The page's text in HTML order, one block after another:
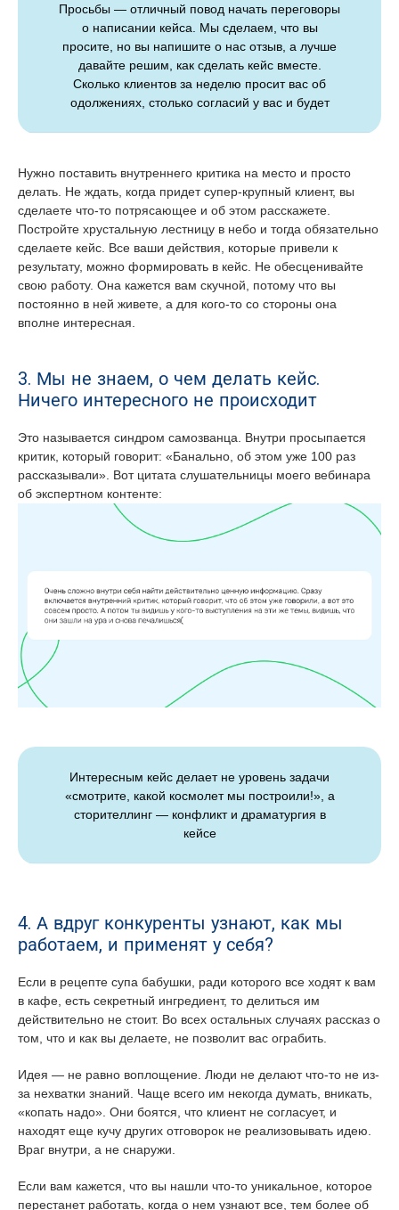
Просьбы — отличный повод начать переговоры
о написании кейса. Мы сделаем, что вы
просите, но вы напишите о нас отзыв, а лучше
давайте решим, как сделать кейс вместе.
Сколько клиентов за неделю просит вас об
одолжениях, столько согласий у вас и будет
Нужно поставить внутреннего критика на место и просто
делать. Не ждать, когда придет супер-крупный клиент, вы
сделаете что-то потрясающее и об этом расскажете.
Постройте хрустальную лестницу в небо и тогда обязательно
сделаете кейс. Все ваши действия, которые привели к
результату, можно формировать в кейс. Не обесценивайте
свою работу. Она кажется вам скучной, потому что вы
постоянно в ней живете, а для кого-то со стороны она
вполне интересная.
3. Мы не знаем, о чем делать кейс.
Ничего интересного не происходит
Это называется синдром самозванца. Внутри просыпается
критик, который говорит: «Банально, об этом уже 100 раз
рассказывали». Вот цитата слушательницы моего вебинара
об экспертном контенте:
Интересным кейс делает не уровень задачи
«смотрите, какой космолет мы построили!», а
сторителлинг — конфликт и драматургия в
кейсе
4. А вдруг конкуренты узнают, как мы
работаем, и применят у себя?
Если в рецепте супа бабушки, ради которого все ходят к вам
в кафе, есть секретный ингредиент, то делиться им
действительно не стоит. Во всех остальных случаях рассказ о
том, что и как вы делаете, не позволит вас ограбить.
Идея — не равно воплощение. Люди не делают что-то не из-
за нехватки знаний. Чаще всего им некогда думать, вникать,
«копать надо». Они боятся, что клиент не согласует, и
находят еще кучу других отговорок не реализовывать идею.
Враг внутри, а не снаружи.
Если вам кажется, что вы нашли что-то уникальное, которое
перестанет работать, когда о нем узнают все, тем более об